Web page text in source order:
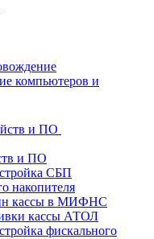
компьютеров и
и ПО
и ПО
СБП
накопителя
кассы в МИФНС
кассы АТОЛ
фискального